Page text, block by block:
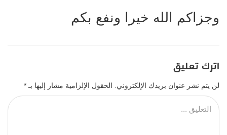
وجزاكم الله خيرا ونفع بكم
اترك تعليق
لن يتم نشر عنوان بريدك الإلكتروني. الحقول الإلزامية مشار إليها بـ *